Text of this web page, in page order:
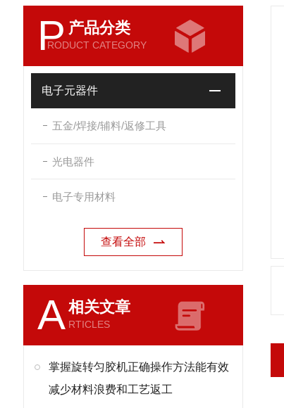
P 产品分类
RODUCT CATEGORY
电子元器件
五金/焊接/辅料/返修工具
光电器件
电子专用材料
查看全部
A相关文章
RTICLES
掌握旋转匀胶机正确操作方法能有效
减少材料浪费和工艺返工